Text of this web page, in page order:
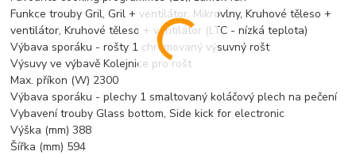
Funkce trouby Gril, Gril + ventilátor, Mikrovlny, Kruhové těleso +
ventilátor, Kruhové těleso + ventilátor (LTC - nízká teplota)
Výbava sporáku - rošty 1 chromovaný výsuvný rošt
Výsuvy ve výbavě Kolejnice pro rošt
Max. příkon (W) 2300
Výbava sporáku - plechy 1 smaltovaný koláčový plech na pečení
Vybavení trouby Glass bottom, Side kick for electronic
Výška (mm) 388
Šířka (mm) 594